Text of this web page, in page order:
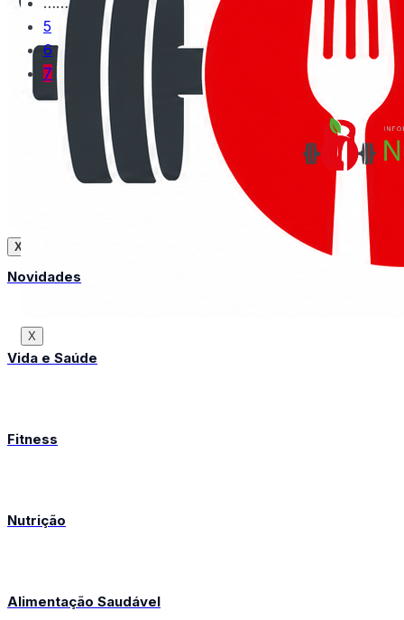
X
X
5
6
7
Novidades
Vida e Saúde
Fitness
Nutrição
Alimentação Saudável